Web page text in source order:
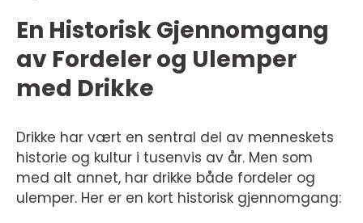
En Historisk Gjennomgang
av Fordeler og Ulemper
med Drikke
Drikke har vært en sentral del av menneskets
historie og kultur i tusenvis av år. Men som
med alt annet, har drikke både fordeler og
ulemper. Her er en kort historisk gjennomgang: